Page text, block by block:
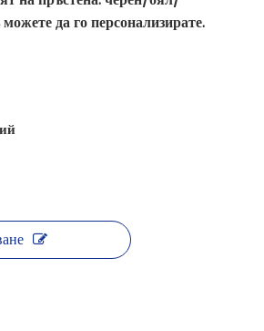
да го персонализирате.